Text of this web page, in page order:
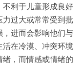
利于儿童形成良好
过大或常常受到批
进而会影响他们与
在冷漠、冲突环境
，而情感或情绪的